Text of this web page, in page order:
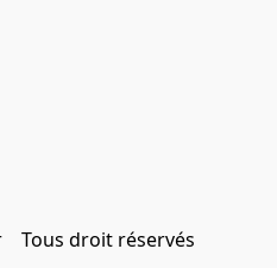
Tous droit réservés